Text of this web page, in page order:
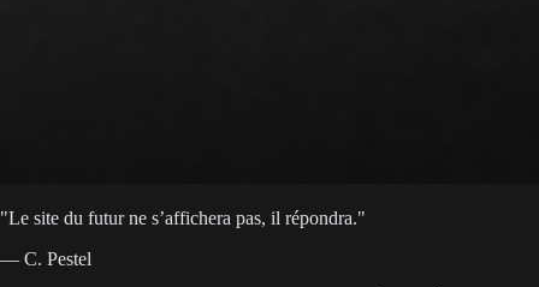
"Le site du futur ne s’affichera pas, il répondra."
— C. Pestel